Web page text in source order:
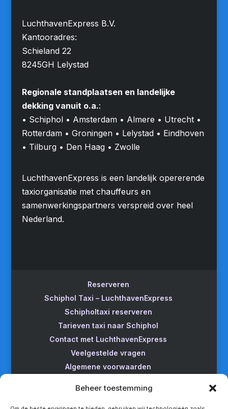
Beheer toestemming
LuchthavenExpress B.V.
Kantooradres:
Schieland 22
8245GH Lelystad
Regionale standplaatsen en landelijke
dekking vanuit o.a.:
• Schiphol • Amsterdam • Almere • Utrecht •
Rotterdam • Groningen • Lelystad • Eindhoven
• Tilburg • Den Haag • Zwolle
LuchthavenExpress is een landelijk opererende
taxiorganisatie met chauffeurs en
samenwerkingspartners verspreid over heel
Nederland.
Reserveren
Schiphol Taxi – LuchthavenExpress
Schipholtaxi reserveren
Tarieven taxi naar Schiphol
Contact met LuchthavenExpress
Veelgestelde vragen
Algemene voorwaarden